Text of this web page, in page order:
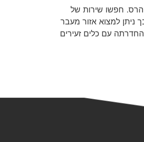
הרס. חפשו שירות של
למצוא אזור מעבר
עם כלים זעירים